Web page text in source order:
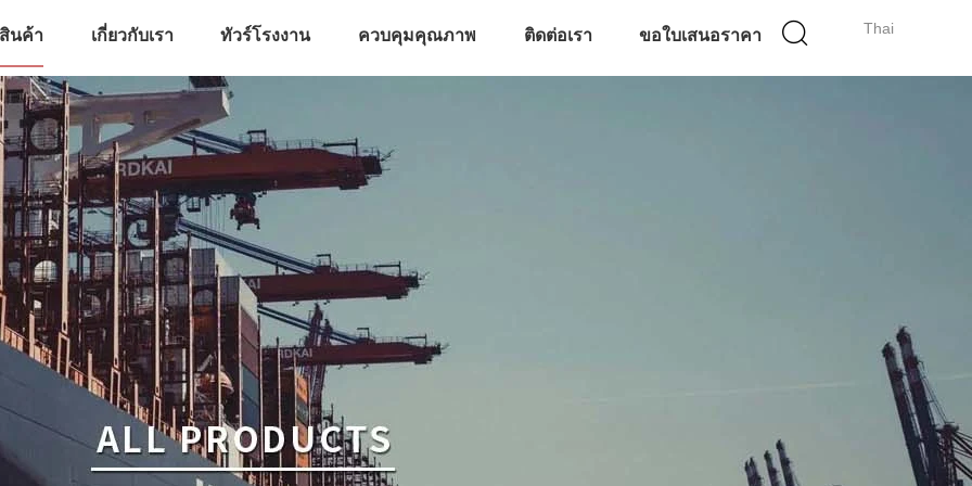
Thai
สินค้า เกี่ยวกับเรา ทัวร์โรงงาน ควบคุมคุณภาพ ติดต่อเรา ขอใบเสนอราคา